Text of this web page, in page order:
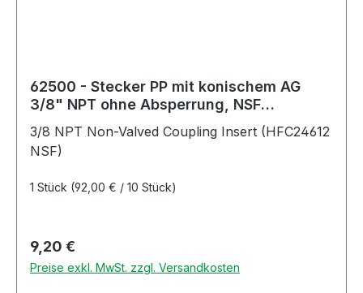
62500 - Stecker PP mit konischem AG
3/8" NPT ohne Absperrung, NSF
3/8 NPT Non-Valved Coupling Insert (HFC24612
NSF)
1 Stück (92,00 € / 10 Stück)
Regulärer Preis:
9,20 €
Preise exkl. MwSt. zzgl. Versandkosten